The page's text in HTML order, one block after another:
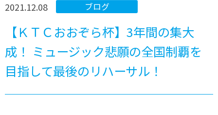
ブログ
2021.12.08
【ＫＴＣおおぞら杯】3年間の集大
成！ ミュージック悲願の全国制覇を
目指して最後のリハーサル！